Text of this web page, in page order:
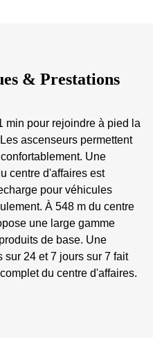
& Prestations
min pour rejoindre à pied la
ascenseurs permettent
Une
centre d'affaires est
pour véhicules
À 548 m du centre
une large gamme
de base. Une
24 et 7 jours sur 7 fait
du centre d'affaires.